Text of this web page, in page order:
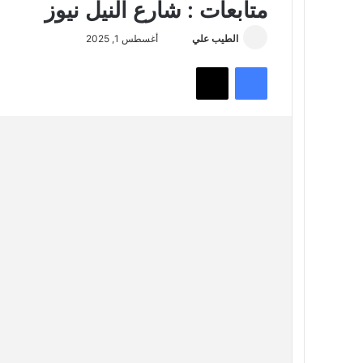
متابعات : شارع النيل نيوز
الطيب علي أغسطس 1, 2025
فيسبوك تويتر